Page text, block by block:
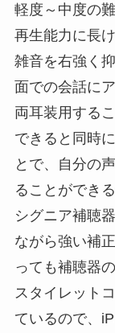
軽度～中度の
再生能力に長
雑音を右強く
面での会話に
両耳装用する
できると同時
とで、自分の
ることができ
シグニア補聴
ながら強い補
っても補聴器
スタイレット
ているので、